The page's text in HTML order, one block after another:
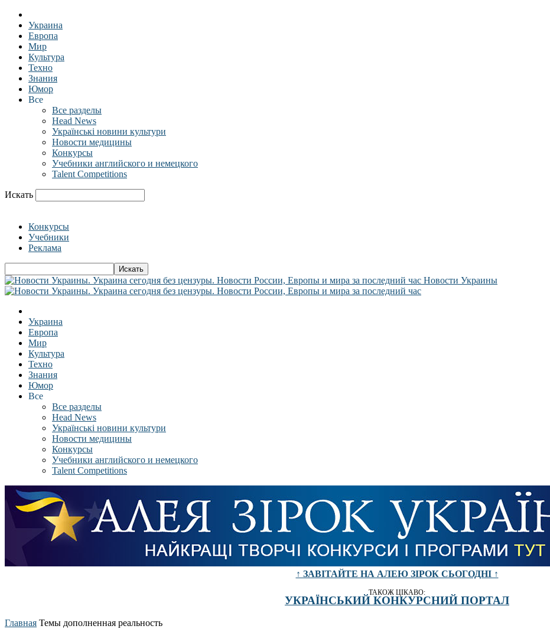
Украина
Европа
Мир
Культура
Техно
Знания
Юмор
Все
Все разделы
Head News
Українські новини культури
Новости медицины
Конкурсы
Учебники английского и немецкого
Talent Competitions
Искать
Конкурсы
Учебники
Реклама
Новости Украины
Украина
Европа
Мир
Культура
Техно
Знания
Юмор
Все
Все разделы
Head News
Українські новини культури
Новости медицины
Конкурсы
Учебники английского и немецкого
Talent Competitions
↑ ЗАВІТАЙТЕ НА АЛЕЮ ЗІРОК СЬОГОДНІ ↑
ТАКОЖ ЦІКАВО:
УКРАЇНСЬКИЙ КОНКУРСНИЙ ПОРТАЛ
Главная Темы дополненная реальность